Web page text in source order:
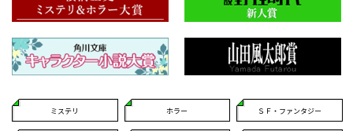
ミステリ ホラー ＳＦ・ファンタジー